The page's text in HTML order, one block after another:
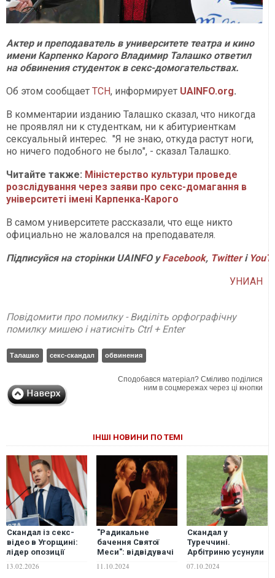
Актер и преподаватель в университете театра и кино
имени Карпенко Карого Владимир Талашко ответил
на обвинения студенток в секс-домогательствах.
Об этом сообщает ТСН, информирует UAINFO.org.
В комментарии изданию Талашко сказал, что никогда
не проявлял ни к студенткам, ни к абитуриенткам
сексуальный интерес. "Я не знаю, откуда растут ноги,
но ничего подобного не было", - сказал Талашко.
Читайте также: Міністерство культури проведе
розслідування через заяви про секс-домагання в
університеті імені Карпенка-Карого
В самом университете рассказали, что еще никто
официально не жаловался на преподавателя.
Підписуйся на сторінки UAINFO уFacebook, Twitterі
УНИАН
Повідомити про помилку - Виділіть орфографічну
помилку мишею і натисніть Ctrl + Enter
Талашко секс-скандал обвинения
Сподобався матеріал? Сміливо поділися
ним в соцмережах через ці кнопки
ІНШІ НОВИНИ ПО ТЕМІ
Скандал із секс-
відео в Угорщині:
лідер опозиції
розкрив деталі
провокації
13.02.2026
"Радикальне
бачення Святої
Меси": відвідувачі
опери блювали та
непритомніли під
11.10.2024
Скандал у
Туреччині.
Арбітриню усунули
через її секс-відео
з інспектором ФІФА
07.10.2024